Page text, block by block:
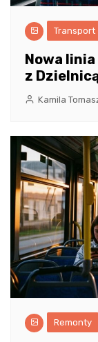
Transport
Nowa
z
Kamila
Remonty